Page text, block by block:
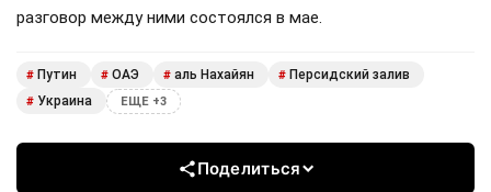
разговор между ними состоялся в мае.
# Путин # ОАЭ # аль Нахайян # Персидский залив
# Украина ЕЩЕ +3
Поделиться